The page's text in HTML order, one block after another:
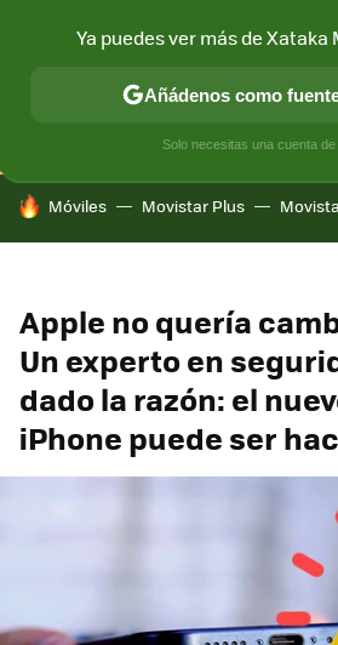
CONECTIVIDAD MÓVIL Y SOCIEDAD
HOY SE HABLA DE
Móviles Movistar Plus
Apple no quería
Un experto en
dado la razón: el
iPhone puede ser
Ya puedes ver más de Xataka
Añádenos como
Solo necesitas una cuenta de